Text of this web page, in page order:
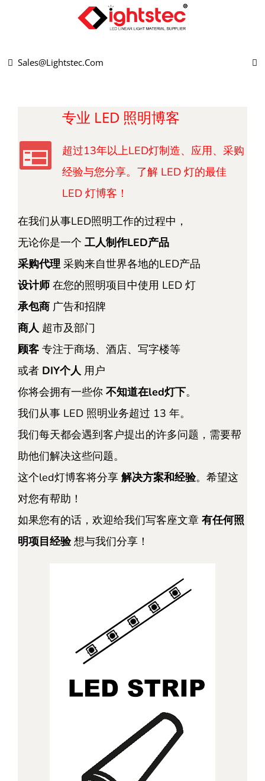
容
Sales@lightstec.com
专业 LED 照明博客
超过13年以上LED灯制造、应用、采购
经验与您分享。了解 LED 灯的最佳
LED 灯博客！
在我们从事LED照明工作的过程中，
无论你是一个 工人制作LED产品
采购代理采购来自世界各地的LED产品
设计师 在您的照明项目中使用 LED 灯
承包商 广告和招牌
商人超市及部门
顾客 专注于商场、酒店、写字楼等
或者 DIY个人用户
你将会拥有一些你 不知道在led灯下。
我们从事 LED 照明业务超过 13 年。
我们每天都会遇到客户提出的许多问题，需要帮
助他们解决这些问题。
这个led灯博客将分享 解决方案和经验。希望这
对您有帮助！
如果您有的话，欢迎给我们写客座文章 有任何照
明项目经验想与我们分享！